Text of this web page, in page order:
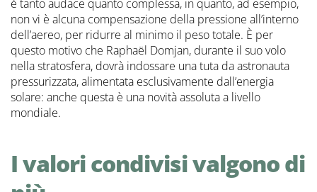
è tanto audace quanto complessa, in quanto, ad esempio,
non vi è alcuna compensazione della pressione all’interno
dell’aereo, per ridurre al minimo il peso totale. È per
questo motivo che Raphaël Domjan, durante il suo volo
nella stratosfera, dovrà indossare una tuta da astronauta
pressurizzata, alimentata esclusivamente dall’energia
solare: anche questa è una novità assoluta a livello
mondiale.
I valori condivisi valgono di